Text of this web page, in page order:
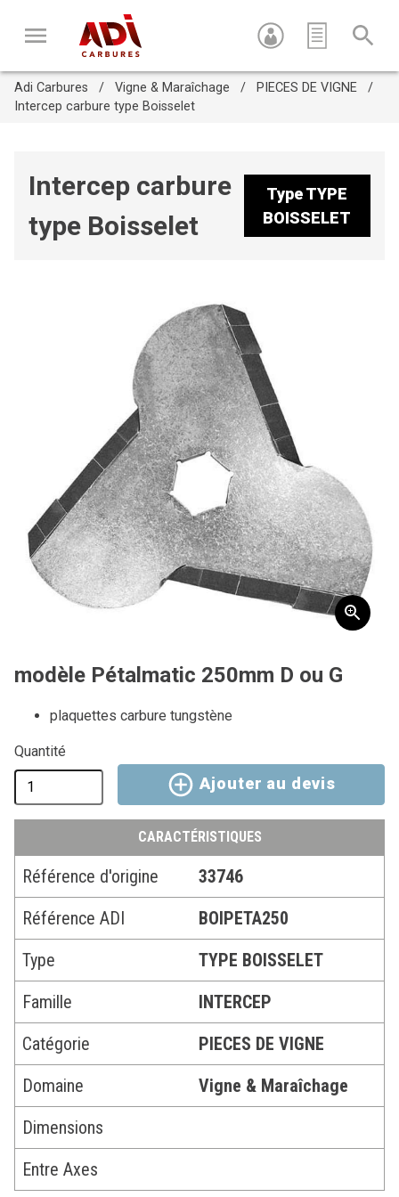
Adi Carbures Vigne & Maraîchage
PIECES DE VIGNE
Intercep carbure type Boisselet
Intercep carbure
type Boisselet
TypeTYPE
BOISSELET
modèle Pétalmatic 250mm D ou G
plaquettes carbure tungstène
Quantité
Ajouter au devis
CARACTÉRISTIQUES
Référence d'origine
33746
Référence ADI
BOIPETA250
Type
TYPE BOISSELET
Famille
INTERCEP
Catégorie
PIECES DE VIGNE
Domaine
Vigne & Maraîchage
Dimensions
Entre Axes
Appuyez sur Entrée pour recherche ou sur ESC pour fermer
cette fenêtre